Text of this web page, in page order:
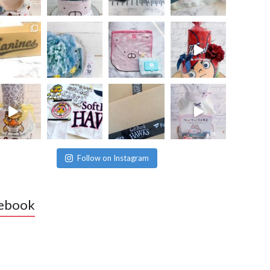
Follow on Instagram